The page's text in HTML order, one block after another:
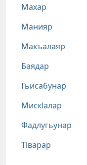
Махар
Манияр
Макъалаяр
Баядар
Гьисабунар
Мискlалар
Фадлугьунар
Тlварар